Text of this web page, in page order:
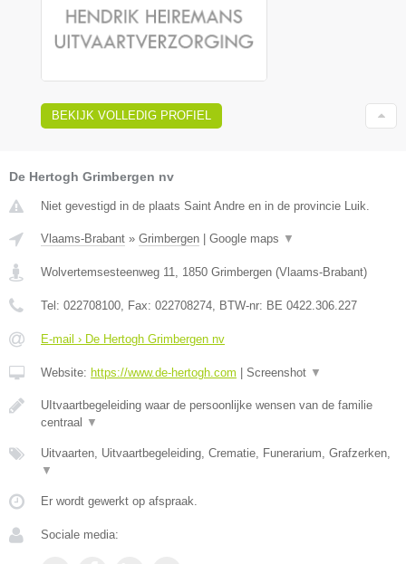
BEKIJK VOLLEDIG PROFIEL
De Hertogh Grimbergen nv
Niet gevestigd in de plaats Saint Andre en in de provincie Luik.
Vlaams-Brabant » Grimbergen Google maps ▼
Wolvertemsesteenweg 11 1850 Grimbergen (Vlaams-Brabant)
Tel: 022708100 , Fax: 022708274 , BTW-nr: BE 0422.306.227
E-mail › De Hertogh Grimbergen nv
Website: https://www.de-hertogh.com Screenshot ▼
UItvaartbegeleiding waar de persoonlijke wensen van de familie
centraal
▼
Uitvaarten, Uitvaartbegeleiding, Crematie, Funerarium, Grafzerken,
▼
Er wordt gewerkt op afspraak.
Sociale media: